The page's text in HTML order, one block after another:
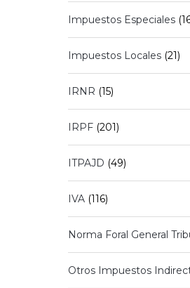
Impuestos Especiales
Impuestos Locales(21)
IRNR (15)
IRPF(201)
ITPAJD (49)
IVA(116)
Norma Foral General
Otros Impuestos